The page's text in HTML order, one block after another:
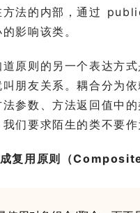
方法的内部，通过
影响该类。
道原则的另一个表达方
叫朋友关系。耦合分为
法参数、方法返回值中
我们要求陌生的类不要
复用原则（